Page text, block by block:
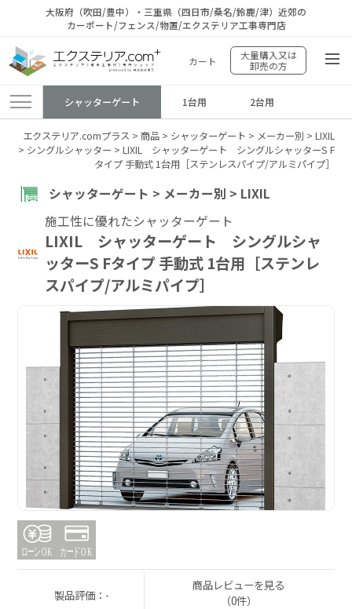
大阪府（吹田/豊中）・三重県（四日市/桑名/鈴鹿/津）近郊の
カーポート/フェンス/物置/エクステリア工事専門店
カート
大量購入又は
卸売の方
シャッターゲート 1台用 2台用
エクステリア.comプラス > 商品> シャッターゲート > メーカー別 > LIXIL
> シングルシャッター > LIXIL シャッターゲート シングルシャッターS F
タイプ 手動式 1台用［ステンレスパイプ/アルミパイプ］
シャッターゲート > メーカー別 > LIXIL
施工性に優れたシャッターゲート
LIXIL シャッターゲート シングルシャ
ッターS Fタイプ 手動式 1台用［ステンレ
スパイプ/アルミパイプ］
製品評価：-
商品レビューを見る
（0件）